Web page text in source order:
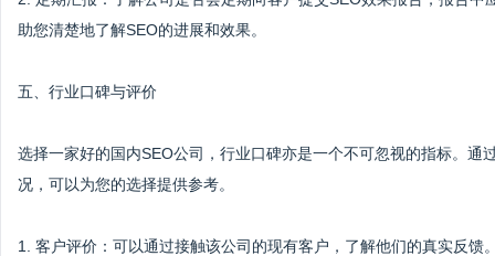
助您清楚地了解SEO的进展和效果。
五、行业口碑与评价
选择一家好的国内SEO公司，行业口碑亦是一个不可忽视的指标。
况，可以为您的选择提供参考。
1. 客户评价：可以通过接触该公司的现有客户，了解他们的真实反馈